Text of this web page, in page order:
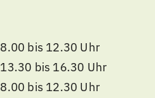
8.00 bis 12.30 Uhr
13.30 bis 16.30 Uhr
8.00 bis 12.30 Uhr